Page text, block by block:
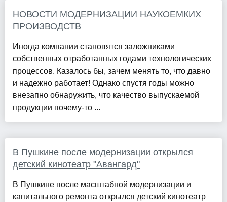
НОВОСТИ МОДЕРНИЗАЦИИ НАУКОЕМКИХ
ПРОИЗВОДСТВ
Иногда компании становятся заложниками
собственных отработанных годами технологических
процессов. Казалось бы, зачем менять то, что давно
и надежно работает! Однако спустя годы можно
внезапно обнаружить, что качество выпускаемой
продукции почему-то ...
В Пушкине после модернизации открылся
детский кинотеатр "Авангард"
В Пушкине после масштабной модернизации и
капитального ремонта открылся детский кинотеатр